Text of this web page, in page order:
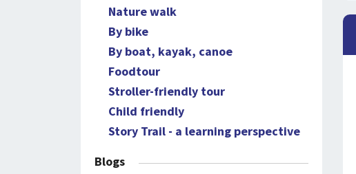
Nature walk
By bike
By boat, kayak, canoe
Foodtour
Stroller-friendly tour
Child friendly
Story Trail - a learning perspective
Blogs